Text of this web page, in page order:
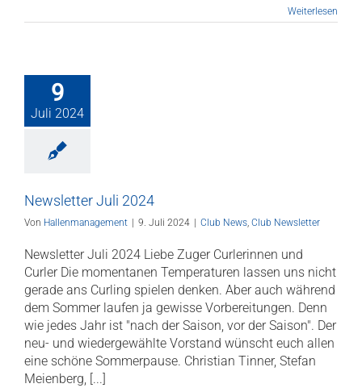
Weiterlesen
9
Juli 2024
Newsletter Juli 2024
Von Hallenmanagement 9. Juli 2024 Club News, Club Newsletter
Newsletter Juli 2024 Liebe Zuger Curlerinnen und
Curler Die momentanen Temperaturen lassen uns nicht
gerade ans Curling spielen denken. Aber auch während
dem Sommer laufen ja gewisse Vorbereitungen. Denn
wie jedes Jahr ist "nach der Saison, vor der Saison". Der
neu- und wiedergewählte Vorstand wünscht euch allen
eine schöne Sommerpause. Christian Tinner, Stefan
Meienberg, [...]